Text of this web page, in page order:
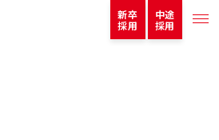
新卒
採用
中途
採用